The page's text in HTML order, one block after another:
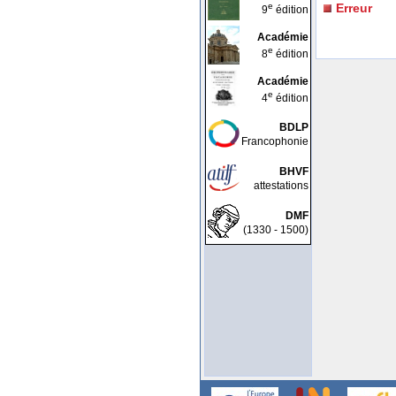
9e édition
Académie
8e édition
Académie
4e édition
BDLP
Francophonie
BHVF
attestations
DMF
(1330 - 1500)
Erreur